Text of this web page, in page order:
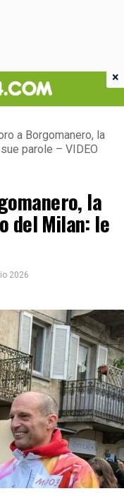
a Borgomanero, la
parole – VIDEO
la
del Milan: le
2026
×